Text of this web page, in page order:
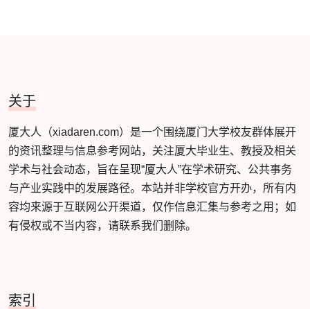
关于
厦大人（xiadaren.com）是一个围绕厦门大学校友群体展开
的资讯整理与信息参考网站，关注厦大毕业生、教授及相关
学术与社会动态，旨在呈现“厦大人”在学术研究、公共事务
与产业实践中的发展路径。本站并非学校官方开办，所有内
容均来源于互联网公开渠道，仅作信息汇集与参考之用；如
有侵权或不当内容，请联系我们删除。
索引